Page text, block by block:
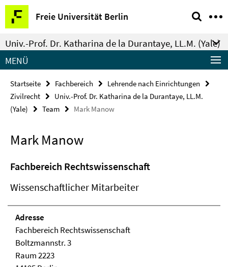
Springe
direkt
zu
Inhalt
Freie Universität Berlin
Service-
Navigation
Univ.-Prof. Dr. Katharina de la Durantaye, LL.M. (Yale)
MENÜ
Startseite Fachbereich
Lehrende nach Einrichtungen
Zivilrecht
Univ.-Prof. Dr. Katharina de la Durantaye, LL.M.
(Yale)
Team Mark Manow
Mark Manow
Fachbereich Rechtswissenschaft
Wissenschaftlicher Mitarbeiter
Adresse
Fachbereich Rechtswissenschaft
Boltzmannstr. 3
Raum 2223